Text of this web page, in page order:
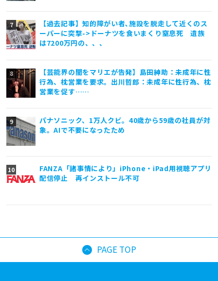
【過去記事】知的障がい者､施設を脱走して近くのス
ーパーに突撃->ドーナツを食いまくり窒息死 遺族
は7200万円の、、、
【芸能界の闇をマリエが告発】島田紳助：未成年に性
行為、枕営業を要求。出川哲郎：未成年に性行為、枕
営業を促す……
パナソニック、1万人クビ。40歳から59歳の社員が対
象。AIで不要になったため
FANZA「諸事情により」iPhone・iPad用視聴アプリ
配信停止 再インストール不可
PAGE TOP